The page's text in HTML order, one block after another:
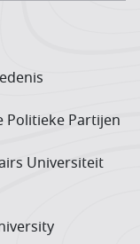
Partijen
Universiteit